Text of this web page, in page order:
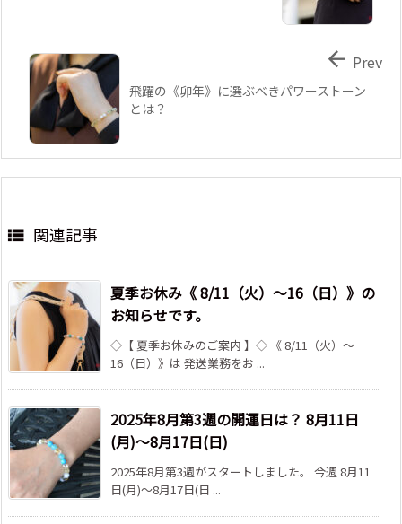
飛躍の《卯年》に選ぶべきパワーストーン
とは？
 Prev
 関連記事
夏季お休み《 8/11（火）～16（日）》の
お知らせです。
◇【 夏季お休みのご案内 】◇ 《 8/11（火）～
16（日）》は 発送業務をお ...
2025年8月第3週の開運日は？ 8月11日
(月)～8月17日(日)
2025年8月第3週がスタートしました。 今週 8月11
日(月)～8月17日(日 ...